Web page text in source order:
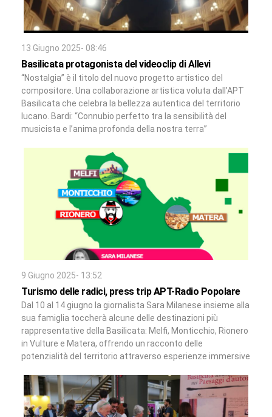
13 Giugno 2025- 08:46
Basilicata protagonista del videoclip di Allevi
“Nostalgia” è il titolo del nuovo progetto artistico del
compositore. Una collaborazione artistica voluta dall’APT
Basilicata che celebra la bellezza autentica del territorio
lucano. Bardi: “Connubio perfetto tra la sensibilità del
musicista e l’anima profonda della nostra terra”
9 Giugno 2025- 13:52
Turismo delle radici, press trip APT-Radio Popolare
Dal 10 al 14 giugno la giornalista Sara Milanese insieme alla
sua famiglia toccherà alcune delle destinazioni più
rappresentative della Basilicata: Melfi, Monticchio, Rionero
in Vulture e Matera, offrendo un racconto delle
potenzialità del territorio attraverso esperienze immersive